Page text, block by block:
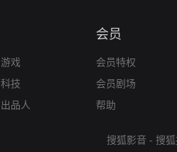
游戏
科技
出品人
会员
会员特权
会员剧场
帮助
搜狐影音 - 搜